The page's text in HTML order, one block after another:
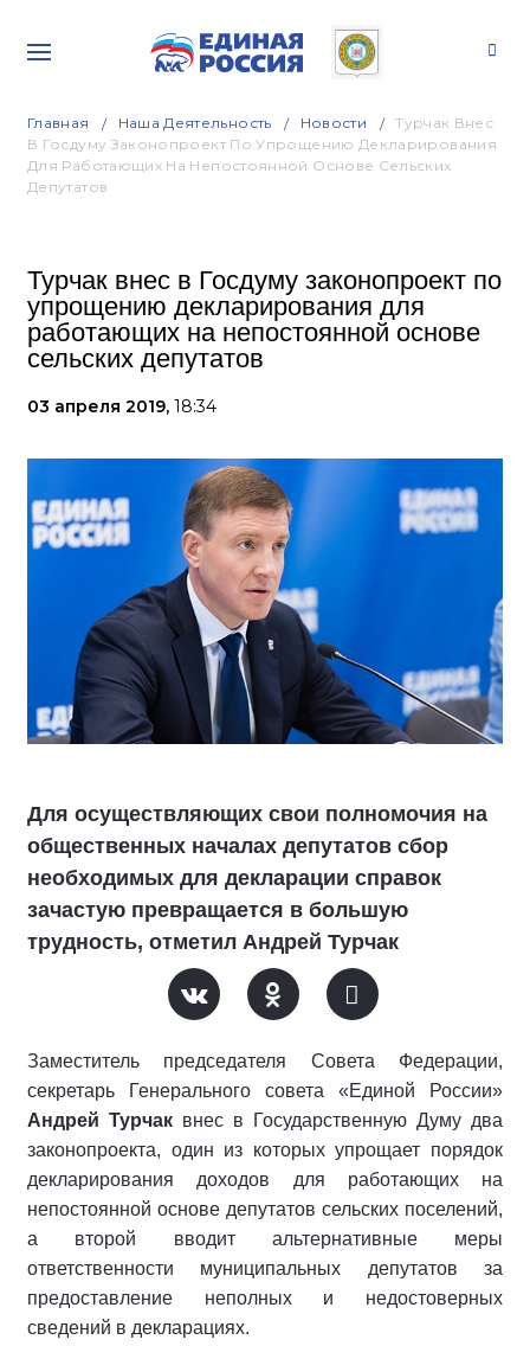
Главная Наша Деятельность Новости
Турчак Внес
В Госдуму Законопроект По Упрощению Декларирования
Для Работающих На Непостоянной Основе Сельских
Депутатов
Турчак внес в Госдуму законопроект по
упрощению декларирования для
работающих на непостоянной основе
сельских депутатов
03 апреля 2019, 18:34
Для осуществляющих свои полномочия на
общественных началах депутатов сбор
необходимых для декларации справок
зачастую превращается в большую
трудность, отметил Андрей Турчак
Заместитель председателя Совета Федерации,
секретарь Генерального совета «Единой России»
Андрей Турчак внес в Государственную Думу два
законопроекта, один из которых упрощает порядок
декларирования доходов для работающих на
непостоянной основе депутатов сельских поселений,
а второй вводит альтернативные меры
ответственности муниципальных депутатов за
предоставление неполных и недостоверных
сведений в декларациях.